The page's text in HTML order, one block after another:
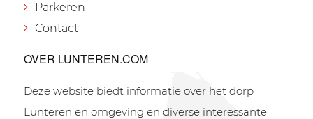
Parkeren
Contact
OVER LUNTEREN.COM
Deze website biedt informatie over het dorp
Lunteren en omgeving en diverse interessante